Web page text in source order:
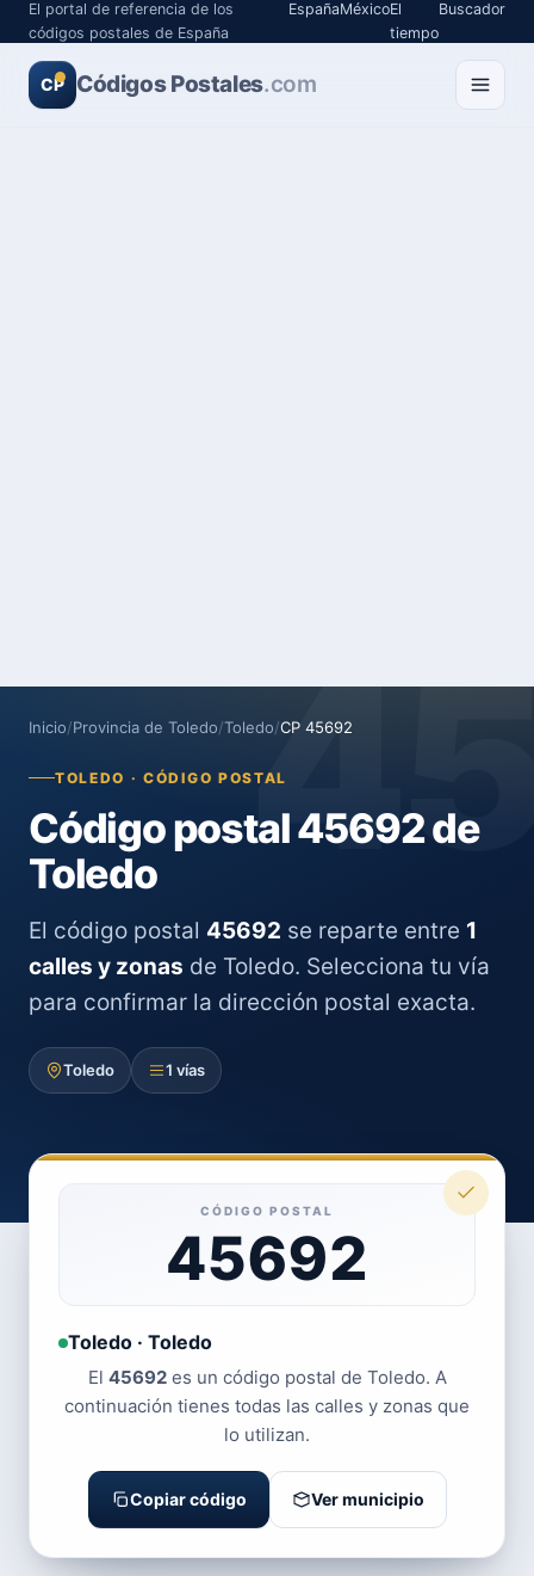
El portal de referencia de los
códigos postales de España
EspañaMéxicoEl
tiempo
Buscador
CP Códigos Postales.com
Inicio/Provincia de Toledo/Toledo/CP 45692
TOLEDO · CÓDIGO POSTAL
Código postal 45692 de
Toledo
El código postal 45692 se reparte entre 1
calles y zonas de Toledo. Selecciona tu vía
para confirmar la dirección postal exacta.
Toledo 1 vías
CÓDIGO POSTAL
45692
Toledo · Toledo
El 45692es un código postal de Toledo. A
continuación tienes todas las calles y zonas que
lo utilizan.
Copiar código Ver municipio